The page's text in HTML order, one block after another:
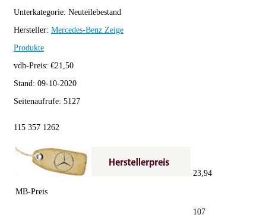
Unterkategorie: Neuteilebestand
Hersteller: Mercedes-Benz Zeige
Produkte
vdh-Preis: €21,50
Stand: 09-10-2020
Seitenaufrufe: 5127
115 357 1262
MB-Preis
23,94
107